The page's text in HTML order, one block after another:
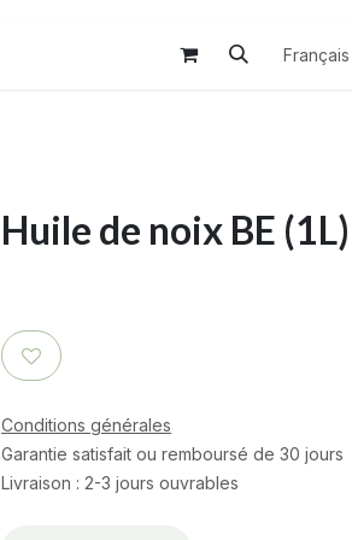
Français
Huile de noix BE
Conditions générales
Garantie satisfait ou remboursé de 30 jours
Livraison : 2-3 jours ouvrables